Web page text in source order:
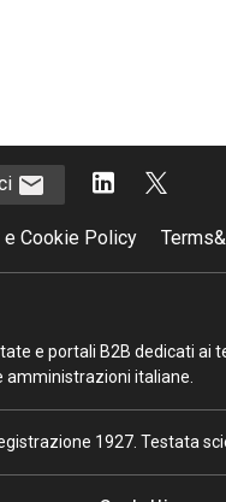
e Cookie Policy
e portali B2B dedicati
italiane.
1927. Testata